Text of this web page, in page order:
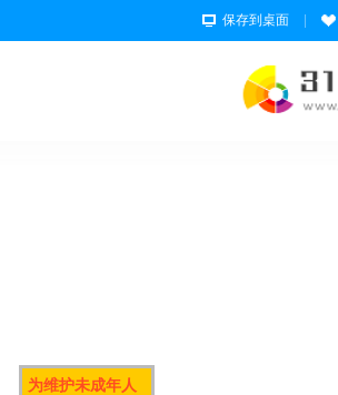
保存到桌面
为维护未成年人